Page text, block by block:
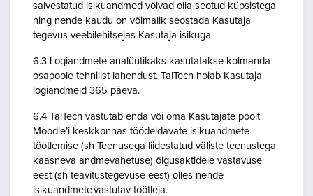
salvestatud isikuandmed võivad olla seotud küpsistega
ning nende kaudu on võimalik seostada Kasutaja
tegevus veebilehitsejas Kasutaja isikuga.
6.3 Logiandmete analüütikaks kasutatakse kolmanda
osapoole tehnilist lahendust. TalTech hoiab Kasutaja
logiandmeid 365 päeva.
6.4 TalTech vastutab enda või oma Kasutajate poolt
Moodle’i keskkonnas töödeldavate isikuandmete
töötlemise (sh Teenusega liidestatud väliste teenustega
kaasneva andmevahetuse) õigusaktidele vastavuse
eest (sh teavitustegevuse eest) olles nende
isikuandmete vastutav töötleja.